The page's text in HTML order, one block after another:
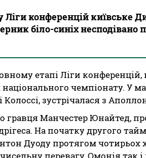
конференцій київське
біло-синіх несподівано
етапі Ліги конференцій,
чемпіонату. У
Колоссі, зустрічалася з
гравця Манчестер Юнайтед,
На початку другого
Дуоду протягом чотирьох